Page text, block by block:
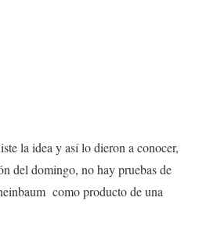
la idea y así lo dieron a conocer,
del domingo, no hay pruebas de
como producto de una